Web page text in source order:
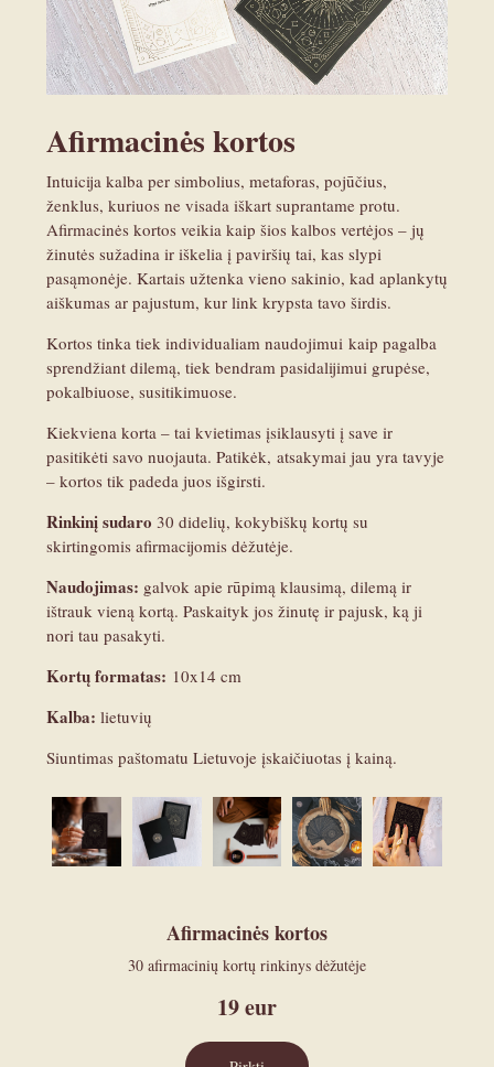
Afirmacinės kortos
Intuicija kalba per simbolius, metaforas, pojūčius,
ženklus, kuriuos ne visada iškart suprantame protu.
Afirmacinės kortos veikia kaip šios kalbos vertėjos – jų
žinutės sužadina ir iškelia į paviršių tai, kas slypi
pasąmonėje. Kartais užtenka vieno sakinio, kad aplankytų
aiškumas ar pajustum, kur link krypsta tavo širdis.
Kortos tinka tiek individualiam naudojimui kaip pagalba
sprendžiant dilemą, tiek bendram pasidalijimui grupėse,
pokalbiuose, susitikimuose.
Kiekviena korta – tai kvietimas įsiklausyti į save ir
pasitikėti savo nuojauta. Patikėk, atsakymai jau yra tavyje
– kortos tik padeda juos išgirsti.
Rinkinį sudaro 30 didelių, kokybiškų kortų su
skirtingomis afirmacijomis dėžutėje.
Naudojimas: galvok apie rūpimą klausimą, dilemą ir
ištrauk vieną kortą. Paskaityk jos žinutę ir pajusk, ką ji
nori tau pasakyti.
Kortų formatas: 10x14 cm
Kalba: lietuvių
Siuntimas paštomatu Lietuvoje įskaičiuotas į kainą.
Afirmacinės kortos
30 afirmacinių kortų rinkinys dėžutėje
19eur